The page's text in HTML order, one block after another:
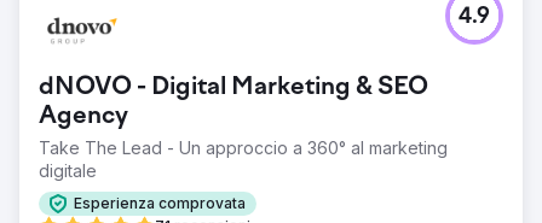
dNOVO - Digital Marketing & SEO
Agency
Take The Lead - Un approccio a 360° al marketing
digitale
Esperienza comprovata
4.9